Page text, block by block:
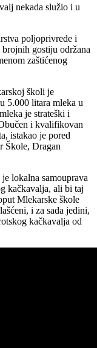
nekada služio i u
poljoprivrede i
gostiju održana
zaštićenog
školi je
5.000 litara mleka u
je strateški i
i kvalifikovan
istakao je pored
Dragan
lokalna samouprava
kačkavalja, ali bi taj
Mlekarske škole
i za sada jedini,
kačkavalja od